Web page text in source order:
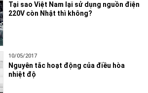
Tại sao Việt Nam lại sử dụng nguồn điện
220V còn Nhật thì không?
10/05/2017
Nguyên tắc hoạt động của điều hòa
nhiệt độ